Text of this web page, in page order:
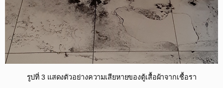
รูปที่ 3 แสดงตัวอย่างความเสียหายของตู้เสื้อผ้าจากเชื้อรา​